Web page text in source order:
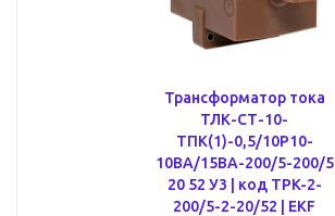
Трансформатор тока
ТЛК-СТ-10-
ТПК(1)-0,5/10Р10-
10ВА/15ВА-200/5-200/5
20 52 У3 | код TPK-2-
200/5-2-20/52 | EKF